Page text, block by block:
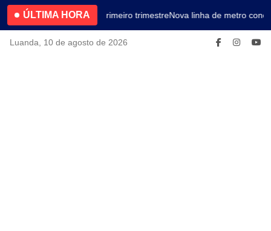
ÚLTIMA HORA4.2% no primeiro trimestreNova linha de metro
Luanda, 10 de agosto de 2026